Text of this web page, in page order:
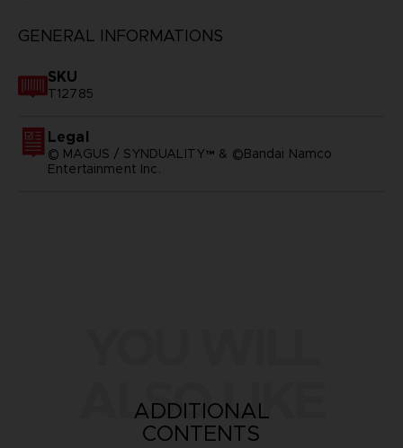
GENERAL INFORMATIONS
SKU
T12785
Legal
© MAGUS / SYNDUALITY™ & ©Bandai Namco
Entertainment Inc.
ALSO LIKE
ADDITIONAL
CONTENTS